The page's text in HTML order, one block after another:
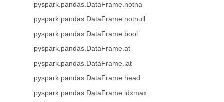
pyspark.pandas.DataFrame.notna
pyspark.pandas.DataFrame.notnull
pyspark.pandas.DataFrame.bool
pyspark.pandas.DataFrame.at
pyspark.pandas.DataFrame.iat
pyspark.pandas.DataFrame.head
pyspark.pandas.DataFrame.idxmax